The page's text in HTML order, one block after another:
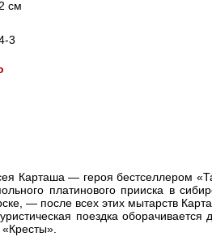
см
3
Карташа — героя бестселлером
платинового прииска в
— после всех этих мытарств
поездка